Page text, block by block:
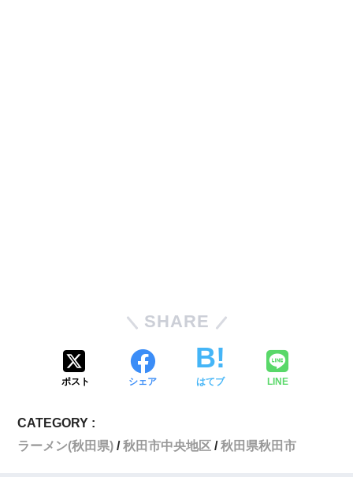
SHARE
ポスト シェア はてブ LINE
CATEGORY :
ラーメン(秋田県)
秋田市中央地区 秋田県秋田市